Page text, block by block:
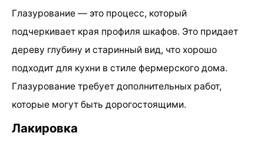
Глазурование — это процесс, который
подчеркивает края профиля шкафов. Это придает
дереву глубину и старинный вид, что хорошо
подходит для кухни в стиле фермерского дома.
Глазурование требует дополнительных работ,
которые могут быть дорогостоящими.
Лакировка